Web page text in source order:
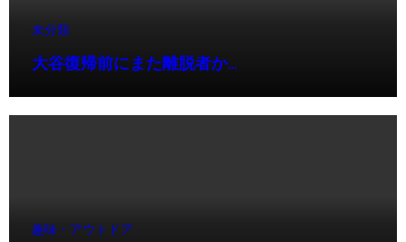
未分類
大谷復帰前にまた離脱者か…
趣味・アウトドア